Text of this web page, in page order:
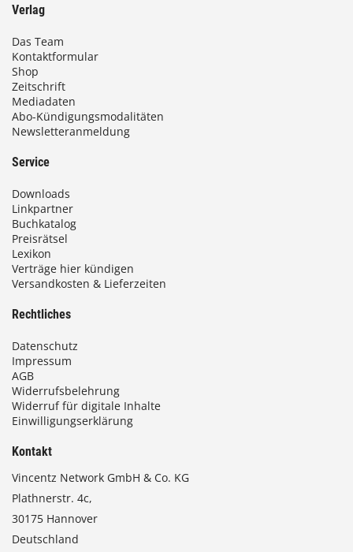
Verlag
Das Team
Kontaktformular
Shop
Zeitschrift
Mediadaten
Abo-Kündigungsmodalitäten
Newsletteranmeldung
Service
Downloads
Linkpartner
Buchkatalog
Preisrätsel
Lexikon
Verträge hier kündigen
Versandkosten & Lieferzeiten
Rechtliches
Datenschutz
Impressum
AGB
Widerrufsbelehrung
Widerruf für digitale Inhalte
Einwilligungserklärung
Kontakt
Vincentz Network GmbH & Co. KG
Plathnerstr. 4c,
30175 Hannover
Deutschland